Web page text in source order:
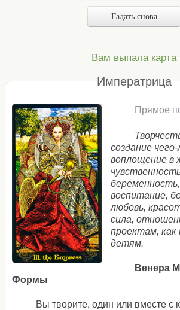
Гадать снова
Вам выпала карта
Императрица
Прямое
создание чего-
воплощение в
воспитание,
любовь,
сила,
проектам,
детям.
Венера
Формы
Вы творите, один или вместе с